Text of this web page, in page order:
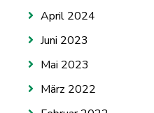
April 2024
Juni 2023
Mai 2023
März 2022